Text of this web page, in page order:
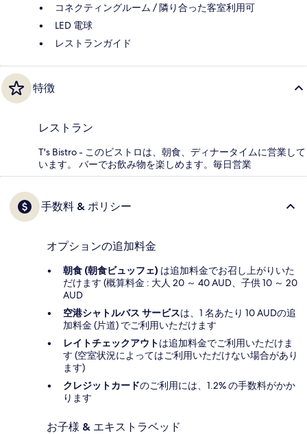
コネクティングルーム / 隣り合った客室利用可
LED 電球
レストランガイド
特徴
レストラン
T's Bistro - このビストロは、朝食、ディナータイムに営業して
います。 バーでお飲み物を楽しめます。毎日営業
手数料 & ポリシー
オプションの追加料金
朝食 (朝食ビュッフェ) は追加料金でお召し上がりいた
だけます (概算料金 : 大人 20 ～ 40 AUD、子供 10 ～ 20
AUD
空港シャトルバス サービスは、1 名あたり 10 AUDの追
加料金 (片道) でご利用いただけます
レイトチェックアウトは追加料金でご利用いただけま
す (空室状況によってはご利用いただけない場合があり
ます)
クレジットカードのご利用には、1.2% の手数料がかか
ります
お子様 & エキストラベッド